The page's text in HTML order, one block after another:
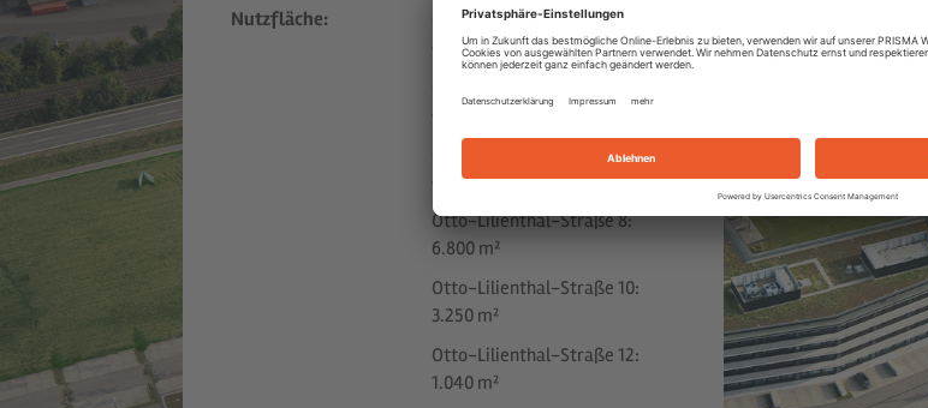
Nutzfläche:
Otto-Lilienthal-Straße 2:
4.600 m²
4.950 m²
Otto-Lilienthal-Straße 6:
4.800 m²
Otto-Lilienthal-Straße 8:
6.800 m²
Otto-Lilienthal-Straße 10:
3.250 m²
Otto-Lilienthal-Straße 12:
1.040 m²